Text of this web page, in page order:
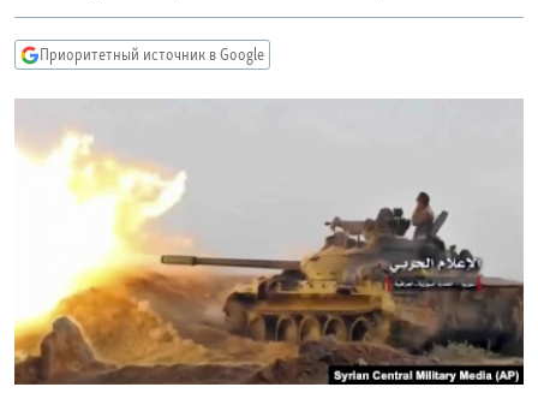
главной
навигации
Вернутся
поиску
IDEL.РЕАЛИИ
СЕВЕР.РЕАЛИИ
СИБИРЬ.РЕАЛИИ
РАСПИСАНИЕ ВЕЩАНИЯ
ПОДПИШИТЕСЬ НА РАССЫЛКУ
СОЦИАЛЬНЫЕ СЕТИ
Приоритетный источник в Google